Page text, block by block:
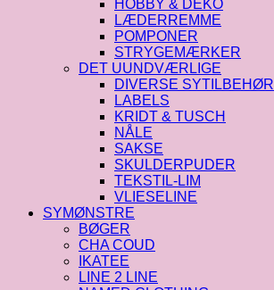
HOBBY & DEKO
LÆDERREMME
POMPONER
STRYGEMÆRKER
DET UUNDVÆRLIGE
DIVERSE SYTILBEHØR
LABELS
KRIDT & TUSCH
NÅLE
SAKSE
SKULDERPUDER
TEKSTIL-LIM
VLIESELINE
SYMØNSTRE
BØGER
CHA COUD
IKATEE
LINE 2 LINE